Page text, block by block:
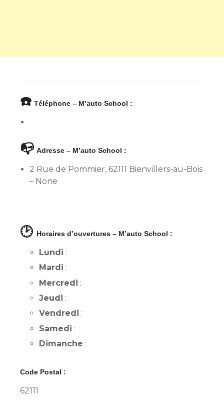
☎️ Téléphone – M’auto School :
📭 Adresse – M’auto School :
2 Rue de Pommier, 62111 Bienvillers-au-Bois
– None
🕑 Horaires d’ouvertures – M’auto School :
Lundi :
Mardi :
Mercredi :
Jeudi :
Vendredi :
Samedi :
Dimanche :
Code Postal :
62111